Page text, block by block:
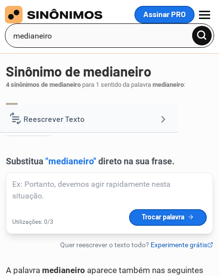
Assinar PRO
MENU
Reescrever Texto
Corrigir Texto
Detector de IA
Sinônimo de medianeiro
4 sinônimos de medianeiro para 1 sentido da palavra medianeiro:
mediatário
A palavra medianeiro aparece também nas seguintes